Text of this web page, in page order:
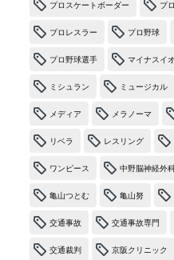
プロスケートボーダー プ
プロレスラー プロ野球
プロ野球選手 マイナスイ
ミシュラン ミュージカル
メディア メラノーマ
リベラ レスリング
ワンピース 中野脳神経外
亀山つとむ 亀山努
交通事故 交通事故専門
交通裁判 京阪クリニック